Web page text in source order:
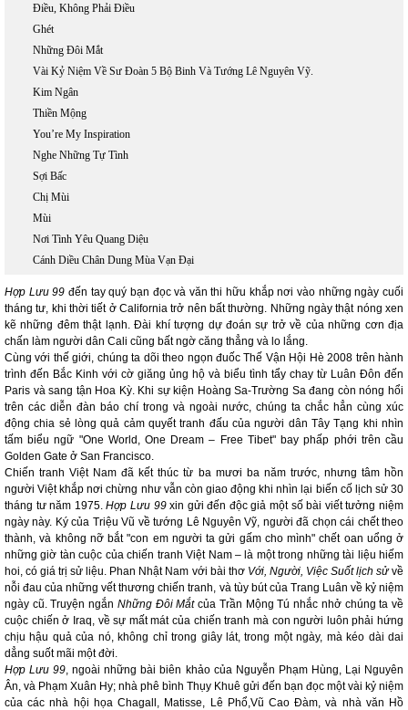
Điều, Không Phải Điều
Ghét
Những Đôi Mắt
Vài Kỷ Niệm Về Sư Đoàn 5 Bộ Binh Và Tướng Lê Nguyên Vỹ.
Kim Ngân
Thiền Mộng
You’re My Inspiration
Nghe Những Tự Tình
Sợi Bấc
Chị Mùi
Mùi
Nơi Tình Yêu Quang Diệu
Cánh Diều Chân Dung Mùa Vạn Đại
Hợp Lưu 99 đến tay quý bạn đọc và văn thi hữu khắp nơi vào những ngày cuối
tháng tư, khi thời tiết ở California trở nên bất thường. Những ngày thật nóng xen
kẽ những đêm thật lạnh. Đài khí tượng dự đoán sự trở về của những cơn địa
chấn làm người dân Cali cũng bất ngờ căng thẳng và lo lắng.
Cùng với thế giới, chúng ta dõi theo ngọn đuốc Thế Vận Hội Hè 2008 trên hành
trình đến Bắc Kinh với cờ giăng ủng hộ và biểu tình tẩy chay từ Luân Đôn đến
Paris và sang tận Hoa Kỳ. Khi sự kiện Hoàng Sa-Trường Sa đang còn nóng hổi
trên các diễn đàn báo chí trong và ngoài nước, chúng ta chắc hẳn cùng xúc
động chia sẻ lòng quả cảm quyết tranh đấu của người dân Tây Tạng khi nhìn
tấm biểu ngữ "One World, One Dream – Free Tibet" bay phấp phới trên cầu
Golden Gate ở San Francisco.
Chiến tranh Việt Nam đã kết thúc từ ba mươi ba năm trước, nhưng tâm hồn
người Việt khắp nơi chừng như vẫn còn giao động khi nhìn lại biến cố lịch sử 30
tháng tư năm 1975.Hợp Lưu 99xin gửi đến độc giả một số bài viết tưởng niệm
ngày này. Ký của Triệu Vũ về tướng Lê Nguyên Vỹ, người đã chọn cái chết theo
thành, và không nỡ bắt "con em người ta gửi gấm cho mình" chết oan uổng ở
những giờ tàn cuộc của chiến tranh Việt Nam – là một trong những tài liệu hiếm
hoi, có giá trị sử liệu. Phan Nhật Nam với bài thơ Với, Người, Việc Suốt lịch sửvề
nỗi đau của những vết thương chiến tranh, và tùy bút của Trang Luân về kỷ niệm
ngày cũ. Truyện ngắn Những Đôi Mắtcủa Trần Mộng Tú nhắc nhở chúng ta về
cuộc chiến ở Iraq, về sự mất mát của chiến tranh mà con người luôn phải hứng
chịu hậu quả của nó, không chỉ trong giây lát, trong một ngày, mà kéo dài dai
dẳng suốt mãi một đời.
Hợp Lưu 99, ngoài những bài biên khảo của Nguyễn Phạm Hùng, Lại Nguyên
Ân, và Phạm Xuân Hy; nhà phê bình Thụy Khuê gửi đến bạn đọc một vài kỷ niệm
của các nhà hội họa Chagall, Matisse, Lê Phổ,Vũ Cao Đàm, và nhà văn Hồ